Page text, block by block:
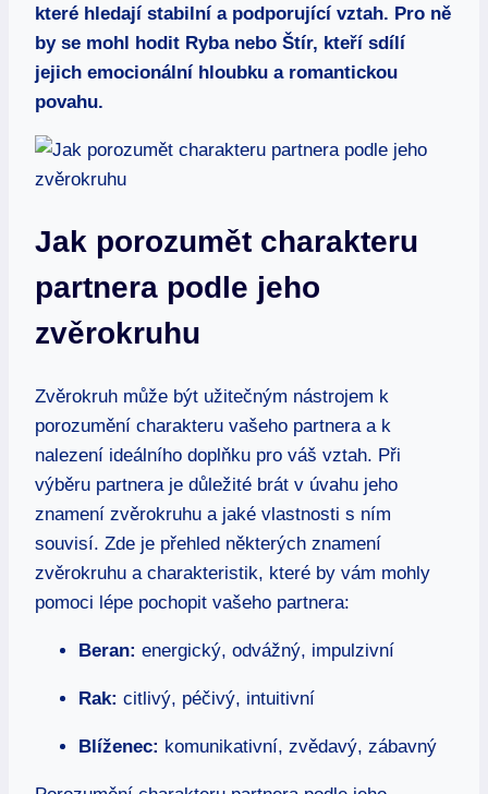
které hledají stabilní a ⁢podporující vztah. Pro ⁢ně
‌by⁤ se‍ mohl hodit Ryba nebo‌ Štír, kteří ⁤sdílí
jejich emocionální hloubku a romantickou
povahu.
Jak porozumět ⁣charakteru
partnera podle ‌jeho
‌zvěrokruhu
Zvěrokruh může být užitečným nástrojem k⁣
porozumění ⁣charakteru⁤ vašeho partnera a⁤ k
nalezení ideálního doplňku pro‌ váš vztah. ​Při
výběru partnera ⁤je důležité ​brát v ⁤úvahu jeho
znamení zvěrokruhu a⁢ jaké vlastnosti s ním
souvisí. Zde je přehled některých znamení
zvěrokruhu a‌ charakteristik, které by vám⁢ mohly⁤
pomoci lépe⁤ pochopit ‌vašeho partnera:
Beran: energický,​ odvážný, impulzivní
Rak: citlivý, péčivý, intuitivní
Blíženec: komunikativní, zvědavý, zábavný